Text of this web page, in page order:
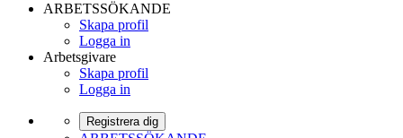
ARBETSSÖKANDE
Skapa profil
Logga in
Arbetsgivare
Skapa profil
Logga in
Registrera dig